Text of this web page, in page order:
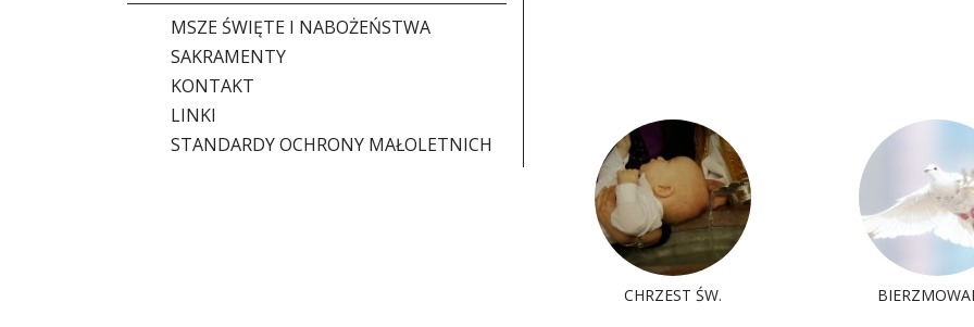
CHRZEST ŚW.
MSZE ŚWIĘTE I NABOŻEŃSTWA
SAKRAMENTY
KONTAKT
LINKI
STANDARDY OCHRONY MAŁOLETNICH